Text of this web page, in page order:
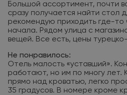
Большой ассортимент, почти
сразу получается найти стол
рекомендую приходить где-то
начала. Рядом улица с
вещей. Все есть, цены
Не понравилось:
Отель малость «уставший».
работают, но им по многу лет.
прямо над кроватью, легко
35 градусов. В номере кроме